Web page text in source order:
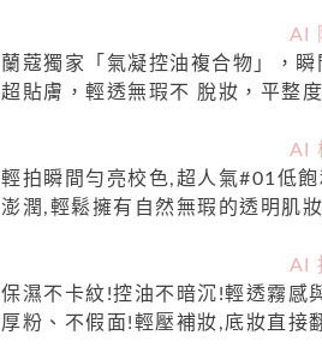
AI
蘭蔻獨家「氣凝控油複合物」，
超貼膚，輕透無瑕不 脫妝，平整度
AI
輕拍瞬間勻亮校色,超人氣#01低
澎潤,輕鬆擁有自然無瑕的透明肌
AI
保濕不卡紋!控油不暗沉!輕透霧感
厚粉、不假面!輕壓補妝,底妝直接